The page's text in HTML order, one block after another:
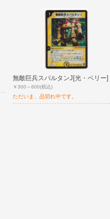
無敵巨兵スパルタンJ[光・ベリー]
￥300～600(税込)
ただいま、品切れ中です。